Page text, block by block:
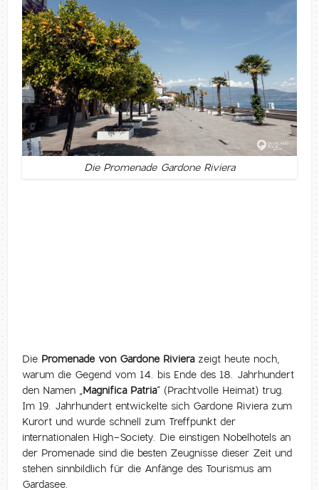
Die Promenade Gardone Riviera
Die Promenade von Gardone Rivierazeigt heute noch,
warum die Gegend vom 14. bis Ende des 18. Jahrhundert
den Namen „Magnifica Patria“ (Prachtvolle Heimat) trug.
Im 19. Jahrhundert entwickelte sich Gardone Riviera zum
Kurort und wurde schnell zum Treffpunkt der
internationalen High-Society. Die einstigen Nobelhotels an
der Promenade sind die besten Zeugnisse dieser Zeit und
stehen sinnbildlich für die Anfänge des Tourismus am
Gardasee.